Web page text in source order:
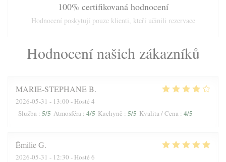
Hodnocení našich zákazníků
MARIE-STEPHANEB
2026-05-31 - 13:00 - Hosté 4
Služba : 5/5 Atmosféra : 4/5 Kuchyně : 5/5 Kvalita / Cena : 4/5
ÉmilieG
2026-05-31 - 12:30 - Hosté 6
100% certifikovaná hodnocení
Hodnocení poskytují pouze klienti, kteří učinili rezervace